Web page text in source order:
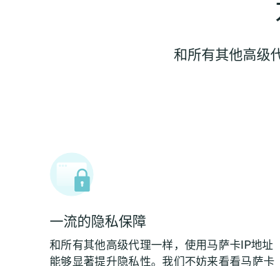
和所有其他高级
一流的隐私保障
和所有其他高级代理一样，使用马萨卡IP地址
能够显著提升隐私性。我们不妨来看看马萨卡